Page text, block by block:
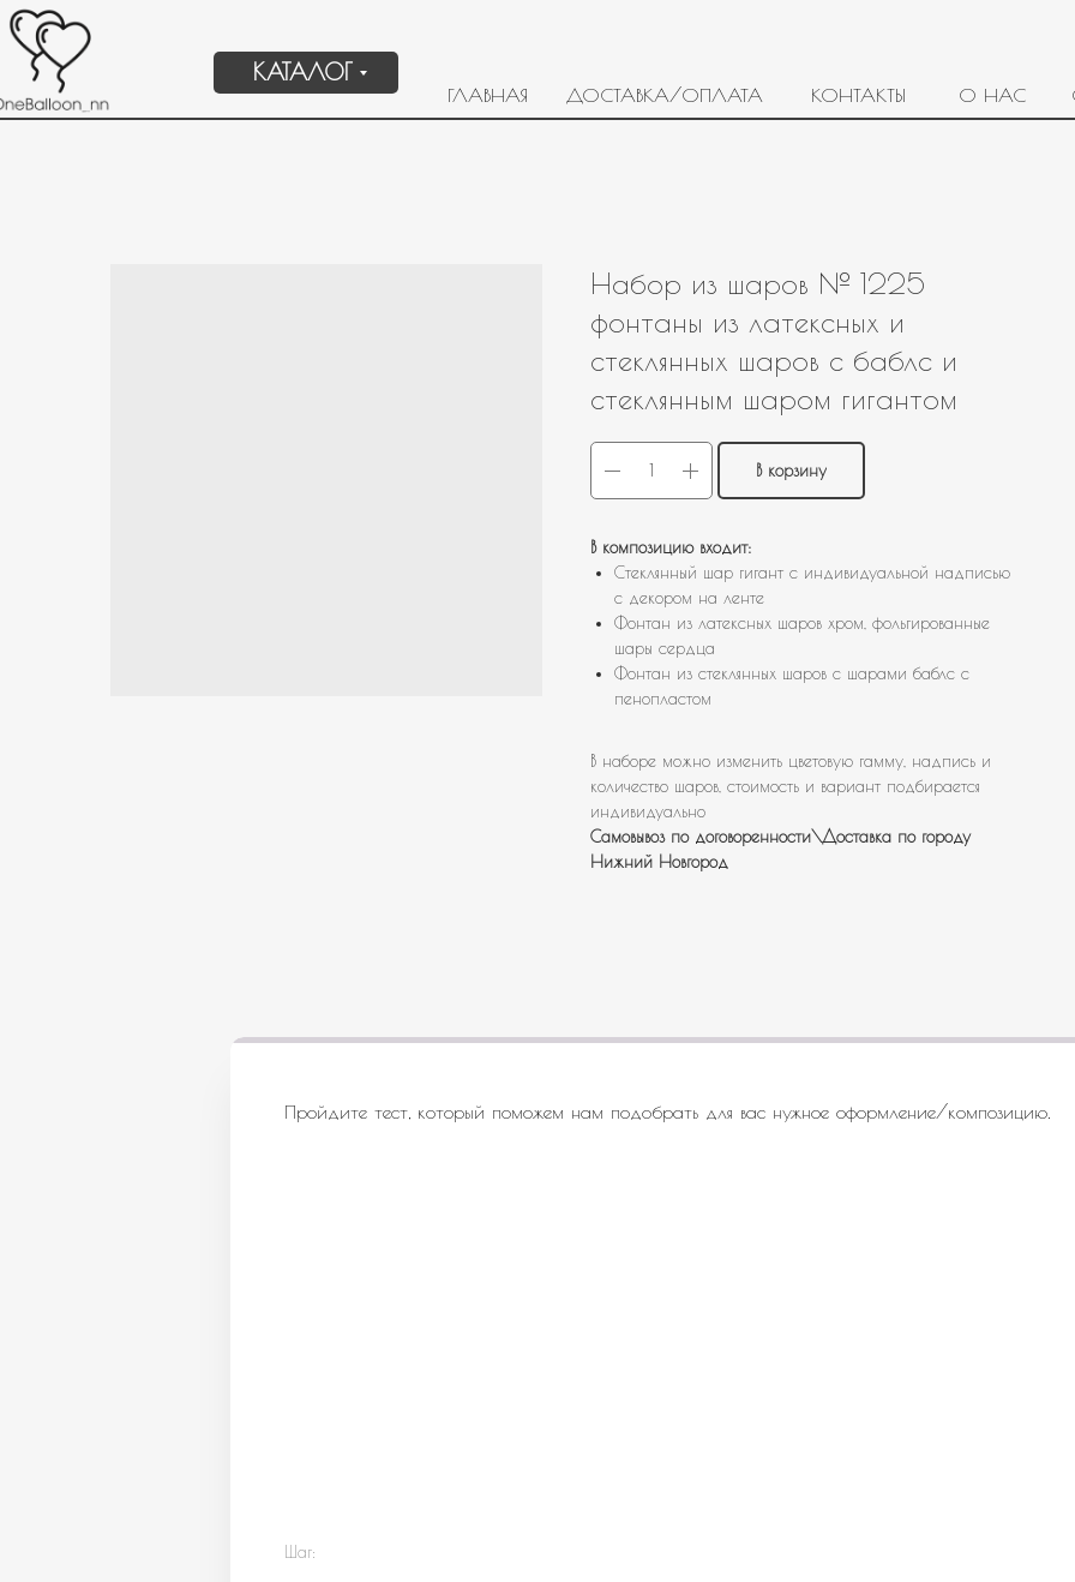
ДОСТАВКА/ОПЛАТА
ГЛАВНАЯ КОНТАКТЫ О НАС
КАТАЛОГ
Набор из шаров № 1225
фонтаны из латексных и
стеклянных шаров с баблс и
стеклянным шаром гигантом
В корзину
В композицию входит:
Стеклянный шар гигант с индивидуальной надписью
с декором на ленте
Фонтан из латексных шаров хром, фольгированные
шары сердца
Фонтан из стеклянных шаров с шарами баблс с
пенопластом
В наборе можно изменить цветовую гамму, надпись и
количество шаров, стоимость и вариант подбирается
индивидуально
Самовывоз по договоренности\Доставка по городу
Нижний Новгород
Пройдите тест, который поможем нам подобрать для вас нужное оформление/композицию.
Шаг: